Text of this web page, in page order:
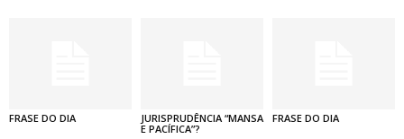
FRASE DO DIA
JURISPRUDÊNCIA “MANSA
E PACÍFICA”?
FRASE DO DIA